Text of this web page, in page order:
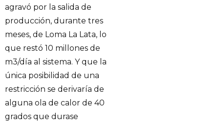
agravó por la salida de
producción, durante tres
meses, de Loma La Lata, lo
que restó 10 millones de
m3/día al sistema. Y que la
única posibilidad de una
restricción se derivaría de
alguna ola de calor de 40
grados que durase